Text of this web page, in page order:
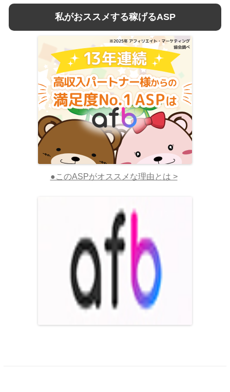
私がおススメする稼げるASP
●このASPがオススメな理由とは >